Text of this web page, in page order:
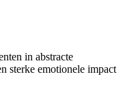
in abstracte
sterke emotionele impact